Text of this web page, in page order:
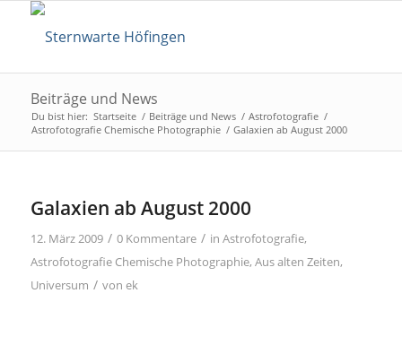
Beiträge und News
Du bist hier: Startseite / Beiträge und News / Astrofotografie /
Astrofotografie Chemische Photographie / Galaxien ab August 2000
Galaxien ab August 2000
12. März 2009 / 0 Kommentare / in Astrofotografie,
Astrofotografie Chemische Photographie, Aus alten Zeiten,
Universum / von ek